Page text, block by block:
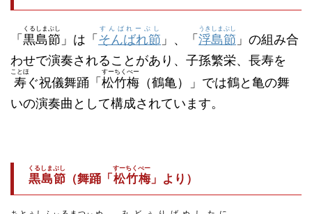
「 黒島節
くるしまぶし
」は「 そんばれ節
すんばれーぶし
」、「 浮島節
うきしまぶし
」の組み合
わせで演奏されることがあり、子孫繁栄、長寿を
寿
ことほ
ぐ祝儀舞踊「 松竹梅
すーちくべー
（鶴亀）」では鶴と亀の舞
いの演奏曲として構成されています。
黒島節
くるしまぶし
（舞踊「 松竹梅
すーちくべー
」より）